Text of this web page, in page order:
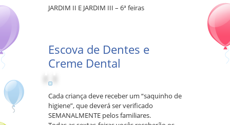
JARDIM II E JARDIM III – 6ª feiras
Escova de Dentes e
Creme Dental
Cada criança deve receber um “saquinho de
higiene”, que deverá ser verificado
SEMANALMENTE pelos familiares.